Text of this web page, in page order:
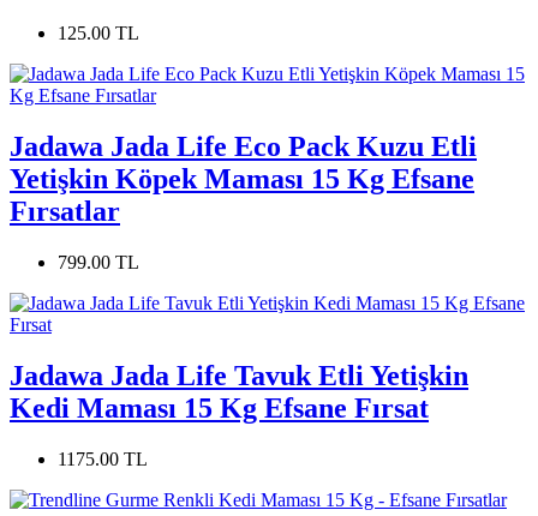
125.00 TL
Jadawa Jada Life Eco Pack Kuzu Etli
Yetişkin Köpek Maması 15 Kg Efsane
Fırsatlar
799.00 TL
Jadawa Jada Life Tavuk Etli Yetişkin
Kedi Maması 15 Kg Efsane Fırsat
1175.00 TL